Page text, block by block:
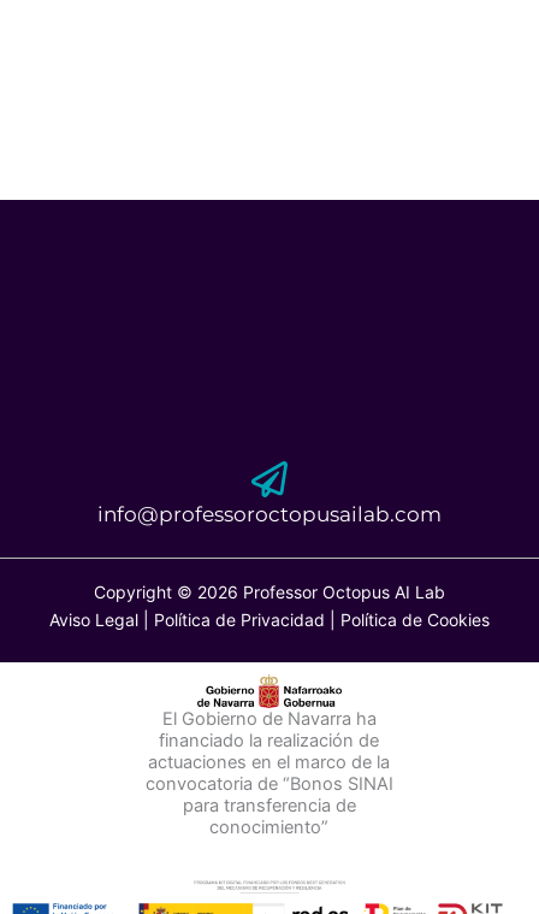
info@professoroctopusailab.com
Copyright © 2026 Professor Octopus AI Lab
Aviso Legal
Política de Privacidad Política de Cookies
El Gobierno de Navarra ha
financiado la realización de
actuaciones en el marco de la
convocatoria de “Bonos SINAI
para transferencia de
conocimiento”